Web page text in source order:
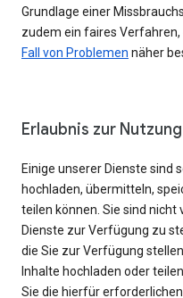
Grundlage einer
zudem ein faires
Fall von Problemen näher
Erlaubnis zur
Einige unserer Dienste sind
hochladen, übermitteln,
teilen können. Sie sind
Dienste zur Verfügung zu
die Sie zur Verfügung
Inhalte hochladen oder
Sie die hierfür